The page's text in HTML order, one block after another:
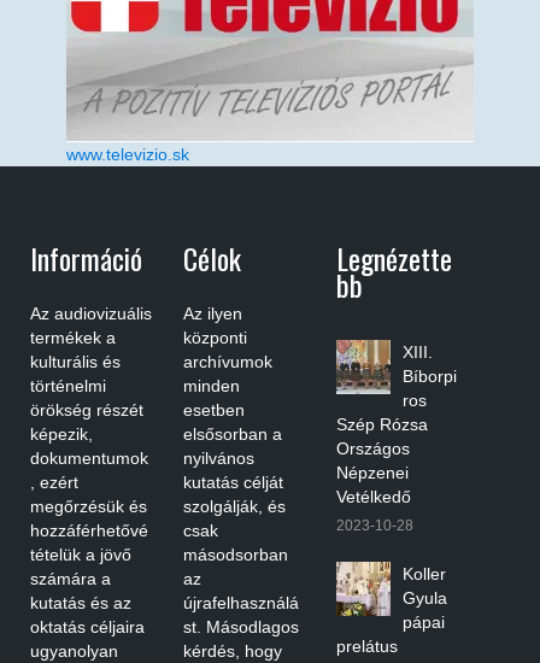
www.televizio.sk
Információ
Az audiovizuális
termékek a
kulturális és
történelmi
örökség részét
képezik,
dokumentumok
, ezért
megőrzésük és
hozzáférhetővé
tételük a jövő
számára a
kutatás és az
oktatás céljaira
ugyanolyan
Célok
Az ilyen
központi
archívumok
minden
esetben
elsősorban a
nyilvános
kutatás célját
szolgálják, és
csak
másodsorban
az
újrafelhasználá
st. Másodlagos
kérdés, hogy
Legnézette
Bb
XIII.
Bíborpi
ros
Szép Rózsa
Országos
Népzenei
Vetélkedő
2023-10-28
Koller
Gyula
pápai
prelátus